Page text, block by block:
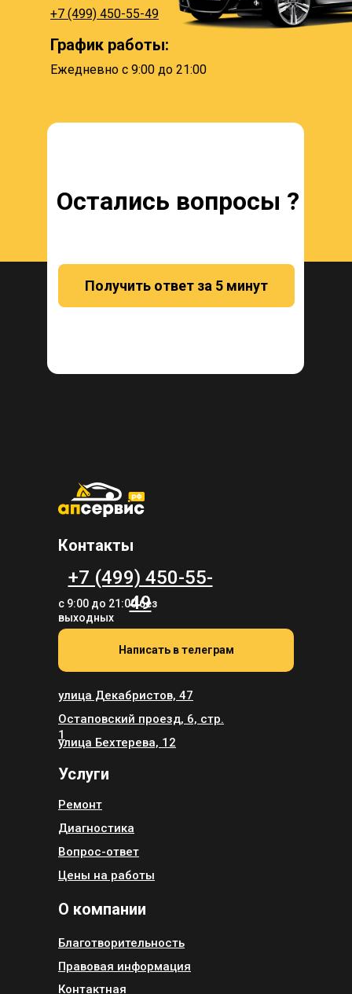
+7 (499) 450-55-49
График работы:
Ежедневно с 9:00 до 21:00
Получить ответ за 5 минут
Остались вопросы ?
+7 (499) 450-55-
49
с 9:00 до 21:00 без
выходных
Контакты
улица Декабристов, 47
Остаповский проезд, 6, стр.
1
О компании
Благотворительность
Правовая информация
Контактная
Услуги
Диагностика
Ремонт
Вопрос-ответ
Цены на работы
улица Бехтерева, 12
Написать в телеграм